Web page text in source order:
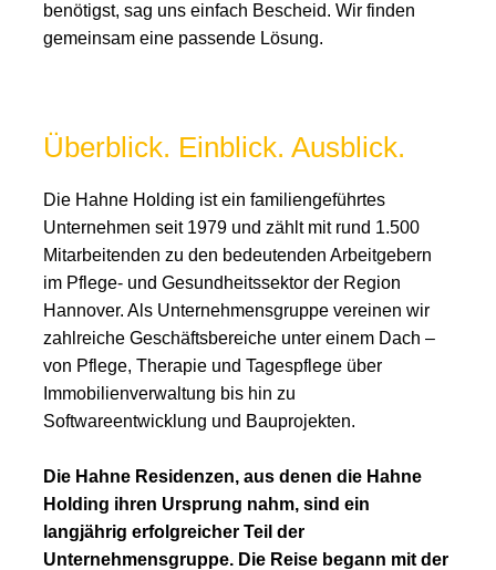
benötigst, sag uns einfach Bescheid. Wir finden
gemeinsam eine passende Lösung.
Überblick. Einblick. Ausblick.
Die Hahne Holding ist ein familiengeführtes
Unternehmen seit 1979 und zählt mit rund 1.500
Mitarbeitenden zu den bedeutenden Arbeitgebern
im Pflege- und Gesundheitssektor der Region
Hannover. Als Unternehmensgruppe vereinen wir
zahlreiche Geschäftsbereiche unter einem Dach –
von Pflege, Therapie und Tagespflege über
Immobilienverwaltung bis hin zu
Softwareentwicklung und Bauprojekten.
Die Hahne Residenzen, aus denen die Hahne
Holding ihren Ursprung nahm, sind ein
langjährig erfolgreicher Teil der
Unternehmensgruppe. Die Reise begann mit der